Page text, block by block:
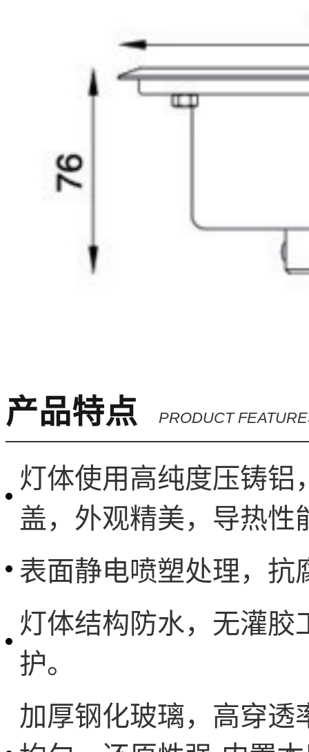
产品特点 PRODUCT
灯体使用高纯度压铸铝
盖，外观精美，导热性
表面静电喷塑处理，抗
灯体结构防水，无灌胶
护。
加厚钢化玻璃，高穿透